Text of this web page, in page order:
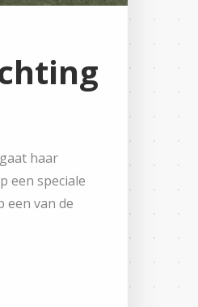
haar
een speciale
een van de